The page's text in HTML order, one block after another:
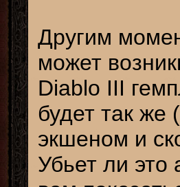
Другим
может
Diablo III
будет так
экшеном и
Убьет ли